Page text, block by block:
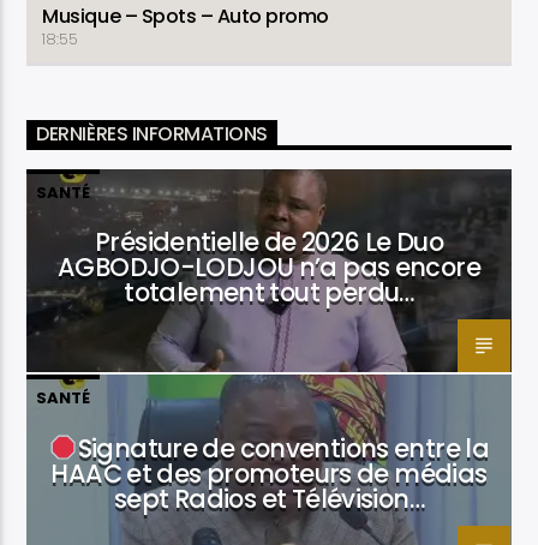
Musique – Spots – Auto promo
18:55
DERNIÈRES INFORMATIONS
SANTÉ
Présidentielle de 2026 Le Duo
AGBODJO-LODJOU n’a pas encore
totalement tout perdu…
SANTÉ
Signature de conventions entre la
HAAC et des promoteurs de médias
sept Radios et Télévision…